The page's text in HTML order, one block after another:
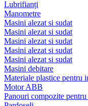
Lubrifianți
Manometre
Masini alezat si sudat
Masini alezat si sudat
Masini alezat si sudat
Masini alezat si sudat
Masini alezat si sudat
Masini debitare
Materiale plastice pentru
Motor ABB
Panouri compozite pentru